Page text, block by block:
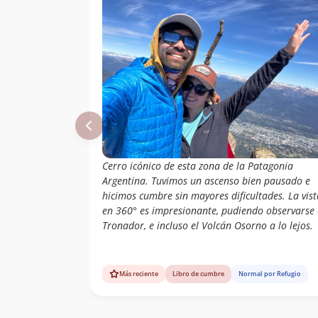
Cerro icónico de esta zona de la Patagonia
Argentina. Tuvimos un ascenso bien pausado e
hicimos cumbre sin mayores dificultades. La
en 360° es impresionante, pudiendo observarse
Tronador, e incluso el Volcán Osorno a lo lejos.
Más reciente Libro de cumbre Normal por Refugio